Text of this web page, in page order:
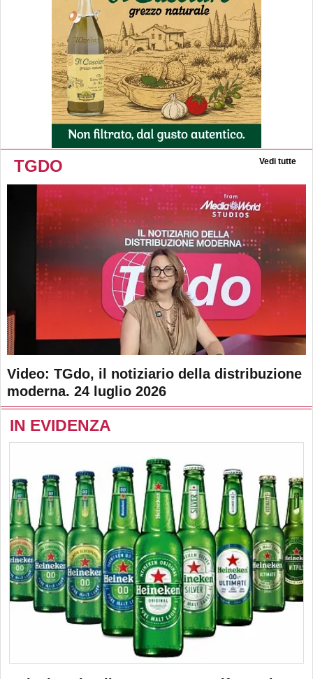
TGDO Vedi tutte
Video: TGdo, il notiziario della distribuzione
moderna. 24 luglio 2026
IN EVIDENZA